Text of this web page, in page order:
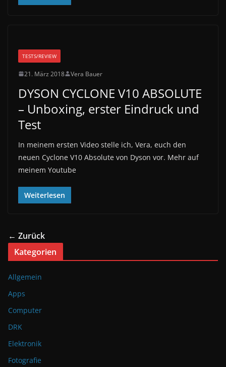
TESTS/REVIEW
21. März 2018 Vera Bauer
DYSON CYCLONE V10 ABSOLUTE
– Unboxing, erster Eindruck und
Test
In meinem ersten Video stelle ich, Vera, euch den
neuen Cyclone V10 Absolute von Dyson vor. Mehr auf
meinem Youtube
Weiterlesen
← Zurück
Kategorien
Allgemein
Apps
Computer
DRK
Elektronik
Fotografie